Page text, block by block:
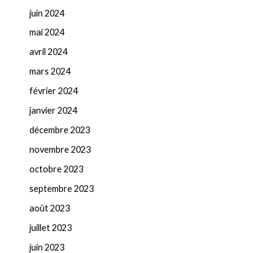
juin 2024
mai 2024
avril 2024
mars 2024
février 2024
janvier 2024
décembre 2023
novembre 2023
octobre 2023
septembre 2023
août 2023
juillet 2023
juin 2023